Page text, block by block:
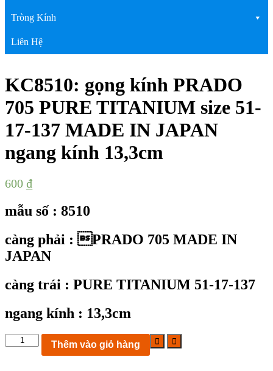
Tròng Kính
Liên Hệ
KC8510: gọng kính PRADO
705 PURE TITANIUM size 51-
17-137 MADE IN JAPAN
ngang kính 13,3cm
600 ₫
mẫu số : 8510
càng phải : PRADO 705 MADE IN
JAPAN
càng trái : PURE TITANIUM 51-17-137
ngang kính : 13,3cm
KC8510:
gọng
Thêm vào giỏ hàng